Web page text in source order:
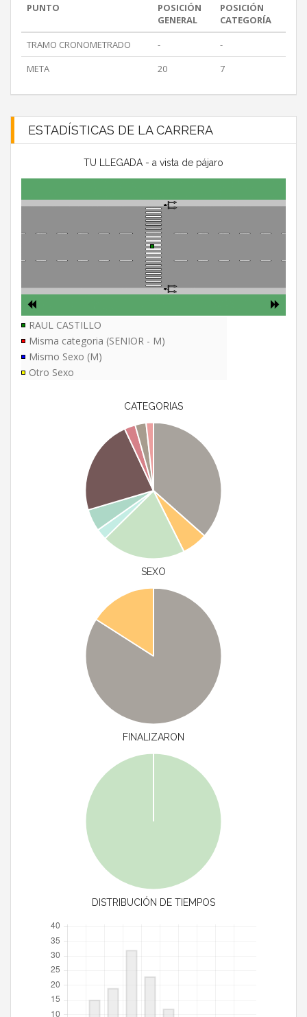
PUNTO
POSICIÓN
GENERAL
POSICIÓN
CATEGORÍA
TRAMO CRONOMETRADO
-
-
META
20 7
ESTADÍSTICAS DE LA CARRERA
TU LLEGADA - a vista de pájaro
RAUL CASTILLO
Misma categoria (SENIOR - M)
Mismo Sexo (M)
Otro Sexo
CATEGORIAS
SEXO
FINALIZARON
DISTRIBUCIÓN DE TIEMPOS